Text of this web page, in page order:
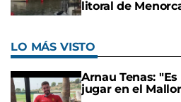
litoral de
LO MÁS VISTO
Arnau Tenas:
jugar en el